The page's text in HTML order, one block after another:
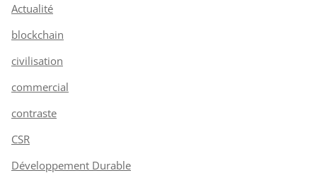
Actualité
blockchain
civilisation
commercial
contraste
CSR
Développement Durable